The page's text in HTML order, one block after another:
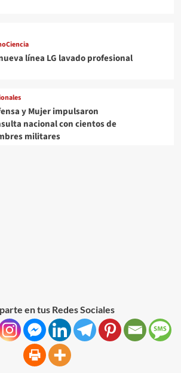
línea LG lavado profesional
y Mujer impulsaron
nacional con cientos de
militares
en tus Redes Sociales